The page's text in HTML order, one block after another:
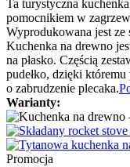
Ta turystyczna
pomocnikiem w
Wyprodukowana jest ze
Kuchenka na drewno
na płasko. Częścią
pudełko, dzięki
o zabrudzenie plecaka.
Warianty:
Promocja